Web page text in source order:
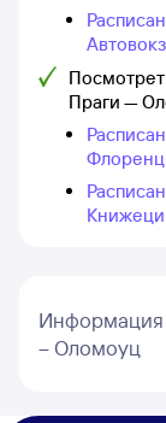
Праги —
Информация
– Оломоуц